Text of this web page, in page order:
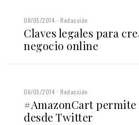
08/05/2014 Redacción
Claves legales para
negocio online
06/05/2014 Redacción
#AmazonCart
desde Twitter